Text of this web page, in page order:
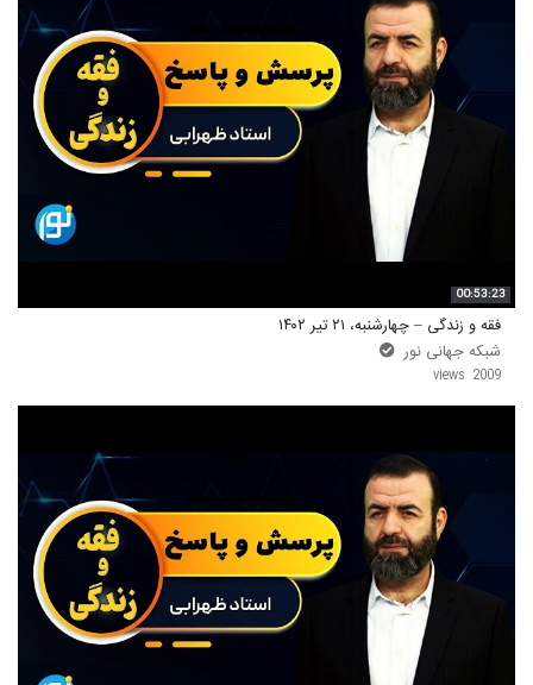
00:53:23
فقه و زندگی – چهارشنبه، ۲۱ تیر ۱۴۰۲
شبکه جهانی نور
2009 views